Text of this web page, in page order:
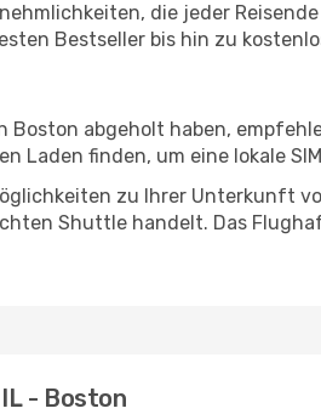
die jeder
Bestseller bis hin zu
Boston abgeholt haben,
Laden finden, um eine lokale
zu Ihrer Unterkunft
Shuttle handelt. Das
- Boston